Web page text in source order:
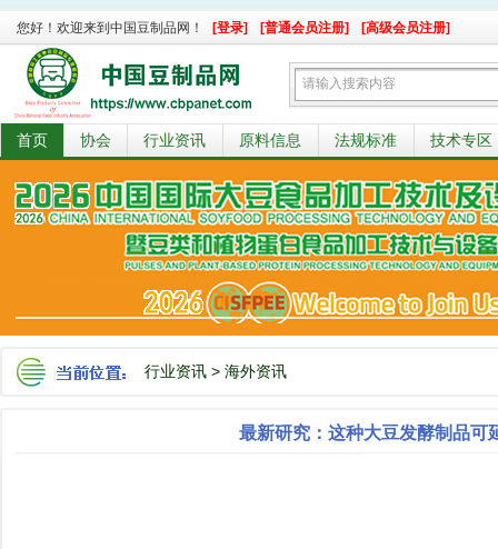
您好！欢迎来到中国豆制品网！ [登录] [普通会员注册] [高级会员注册]
首页 协会 行业资讯 原料信息 法规标准 技术专区
行业资讯 > 海外资讯
最新研究：这种大豆发酵制品可